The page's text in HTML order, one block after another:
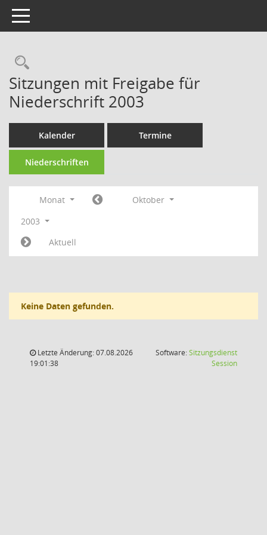
Toggle navigation
Rechercheauswahl
Sitzungen mit Freigabe für
Niederschrift 2003
Kalender Termine
Niederschriften
Monat
Oktober
2003
Aktuell
Keine Daten gefunden.
Letzte Änderung: 07.08.2026
19:01:38
Software:Sitzungsdienst
Session(Wird in